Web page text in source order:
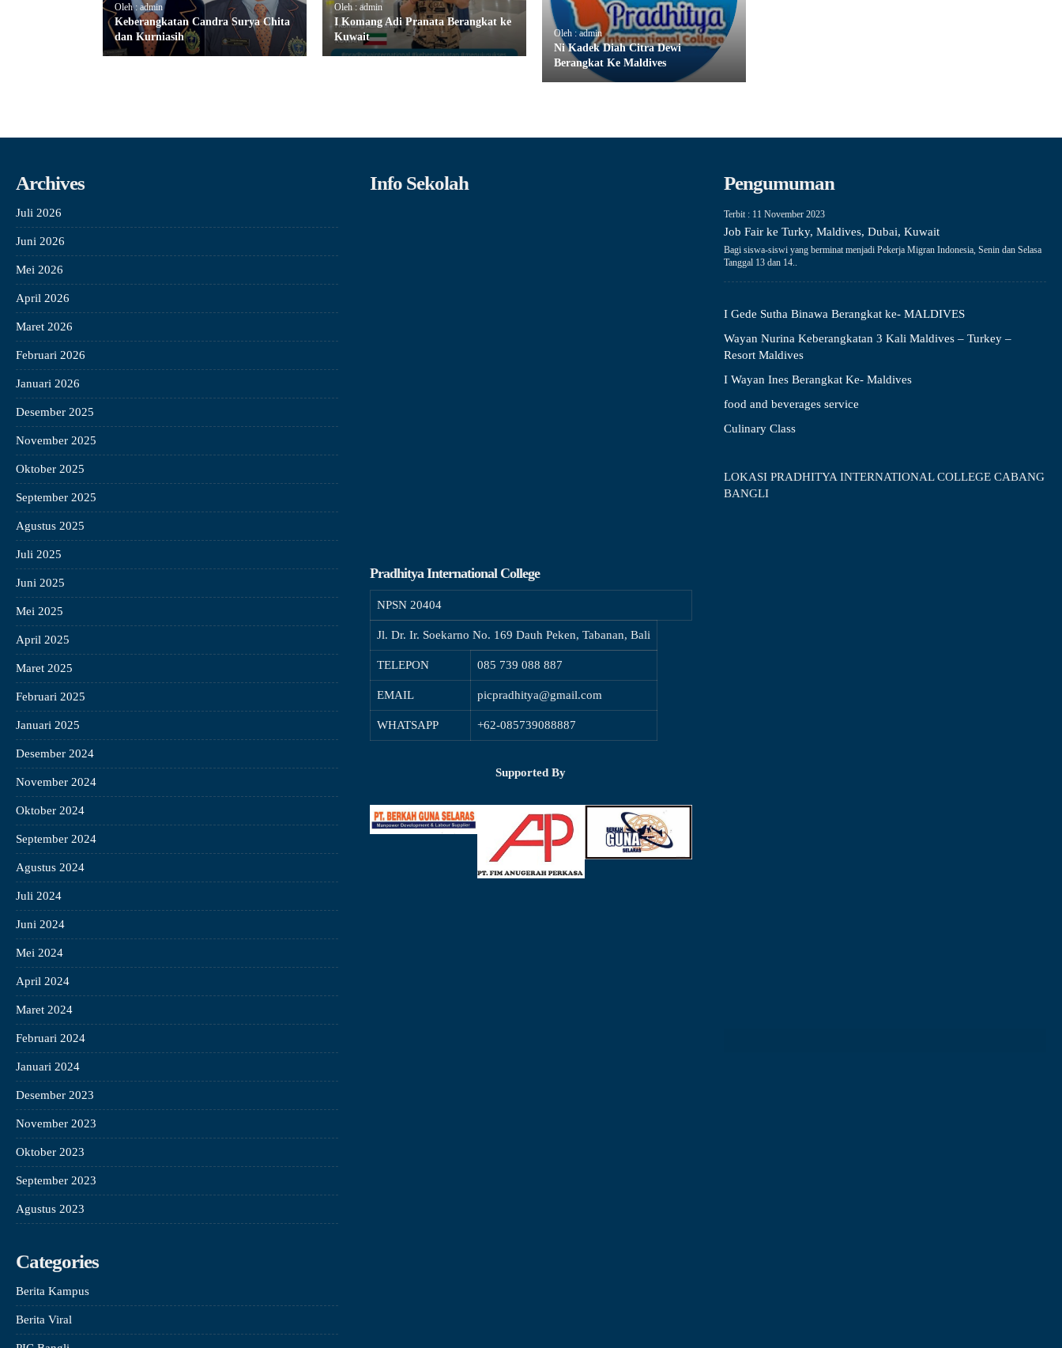
Oleh : admin
Keberangkatan Candra Surya Chita
dan Kurniasih
Oleh : admin
I Komang Adi Pranata Berangkat ke
Kuwait
Oleh : admin
Ni Kadek Diah Citra Dewi
Berangkat Ke Maldives
Archives
Juli 2026
Juni 2026
Mei 2026
April 2026
Maret 2026
Februari 2026
Januari 2026
Desember 2025
November 2025
Oktober 2025
September 2025
Agustus 2025
Juli 2025
Juni 2025
Mei 2025
April 2025
Maret 2025
Februari 2025
Januari 2025
Desember 2024
November 2024
Oktober 2024
September 2024
Agustus 2024
Juli 2024
Juni 2024
Mei 2024
April 2024
Maret 2024
Februari 2024
Januari 2024
Desember 2023
November 2023
Oktober 2023
September 2023
Agustus 2023
Categories
Berita Kampus
Berita Viral
Info Sekolah
Pradhitya International College
NPSN 20404
Jl. Dr. Ir. Soekarno No. 169 Dauh Peken, Tabanan, Bali
TELEPON 085 739 088 887
EMAIL picpradhitya@gmail.com
WHATSAPP +62-085739088887
Supported By
Pengumuman
Terbit : 11 November 2023
Job Fair ke Turky, Maldives, Dubai, Kuwait
Bagi siswa-siswi yang berminat menjadi Pekerja Migran Indonesia, Senin dan Selasa
Tanggal 13 dan 14..
I Gede Sutha Binawa Berangkat ke- MALDIVES
Wayan Nurina Keberangkatan 3 Kali Maldives – Turkey –
Resort Maldives
I Wayan Ines Berangkat Ke- Maldives
food and beverages service
Culinary Class
LOKASI PRADHITYA INTERNATIONAL COLLEGE CABANG
BANGLI